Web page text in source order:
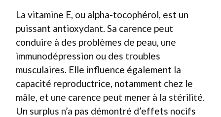
La vitamine E, ou alpha-tocophérol, est un
puissant antioxydant. Sa carence peut
conduire à des problèmes de peau, une
immunodépression ou des troubles
musculaires. Elle influence également la
capacité reproductrice, notamment chez le
mâle, et une carence peut mener à la stérilité.
Un surplus n’a pas démontré d’effets nocifs